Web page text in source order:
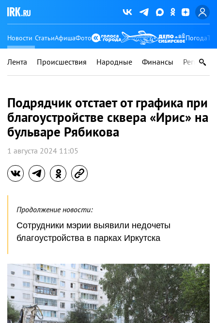
Новости СтатьиАфишаФото Погода
Лента Происшествия Народные Финансы Регионы
Подрядчик отстает от графика при
благоустройстве сквера «Ирис» на
бульваре Рябикова
1 августа 2024 11:05
Продолжение новости:
Сотрудники мэрии выявили недочеты
благоустройства в парках Иркутска